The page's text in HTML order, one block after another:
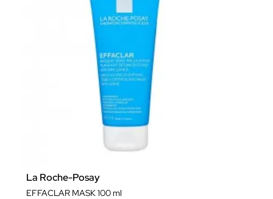
La Roche-Posay
EFFACLAR MASK 100 ml